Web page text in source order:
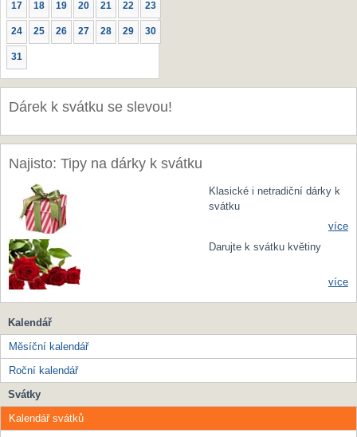
17 18 19 20 21 22 23
24 25 26 27 28 29 30
31
Dárek k svátku se slevou!
Najisto: Tipy na dárky k svátku
Klasické i netradiční dárky k
svátku
více
Darujte k svátku květiny
více
Kalendář
Měsíční kalendář
Roční kalendář
Svátky
Kalendář svátků